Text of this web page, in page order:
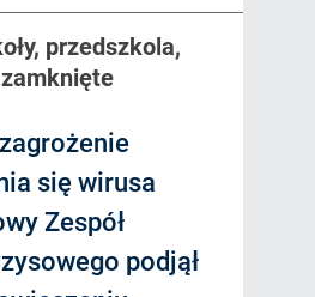
przedszkola,
się wirusa
Zespół
podjął